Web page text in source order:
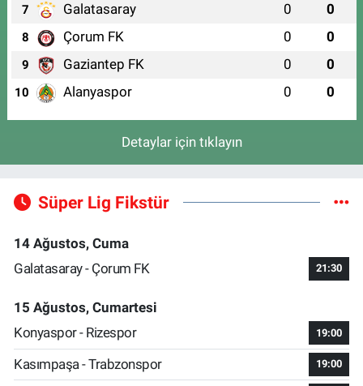
7 Galatasaray 0 0
8 Çorum FK 0 0
9 Gaziantep FK 0 0
10 Alanyaspor 0 0
Detaylar için tıklayın
Süper Lig Fikstür
14 Ağustos, Cuma
Galatasaray - Çorum FK
21:30
15 Ağustos, Cumartesi
Konyaspor - Rizespor
19:00
Kasımpaşa - Trabzonspor 19:00